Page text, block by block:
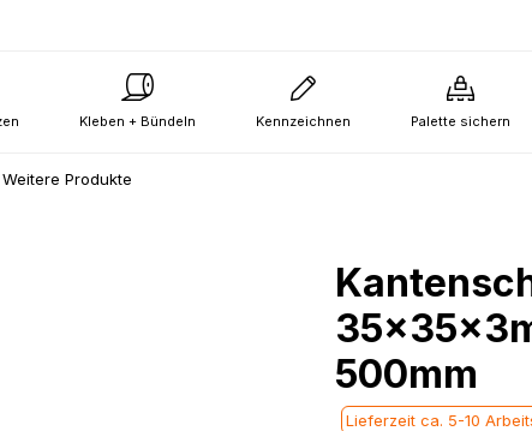
Kleben + Bündeln Kennzeichnen Palette sichern
Weitere Produkte
500mm
Lieferzeit ca. 5-10